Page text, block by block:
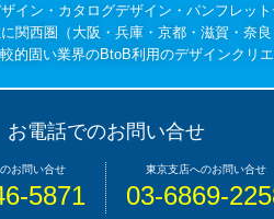
イン・カタログデザイン・パンフレッ
関西圏（大阪・兵庫・京都・滋賀・奈
的固い業界のBtoB利用のデザインクリ
お電話でのお問い合せ
5871 03-6869-